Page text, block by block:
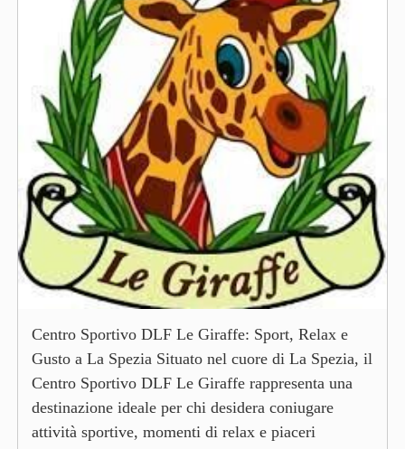
Centro Sportivo DLF Le Giraffe: Sport, Relax e
Gusto a La Spezia Situato nel cuore di La Spezia, il
Centro Sportivo DLF Le Giraffe rappresenta una
destinazione ideale per chi desidera coniugare
attività sportive, momenti di relax e piaceri